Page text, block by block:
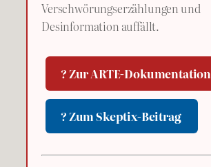
Verschwörungserzählungen und
Desinformation auffällt.
? Zur ARTE-Dokumentation
? Zum Skeptix-Beitrag